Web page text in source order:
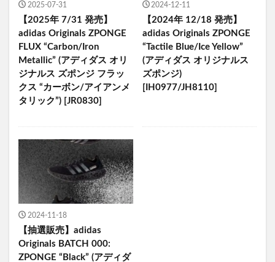
2025-07-31
【2025年 7/31 発売】
adidas Originals ZPONGE
FLUX “Carbon/Iron
Metallic” (アディダス オリ
ジナルス ズポンジ フラッ
クス “カーボン/アイアンメ
タリック”) [JR0830]
2024-12-11
【2024年 12/18 発売】
adidas Originals ZPONGE
“Tactile Blue/Ice Yellow”
(アディダス オリジナルス
ズポンジ)
[IH0977/JH8110]
2024-11-18
【抽選販売】adidas
Originals BATCH 000:
ZPONGE “Black” (アディダ